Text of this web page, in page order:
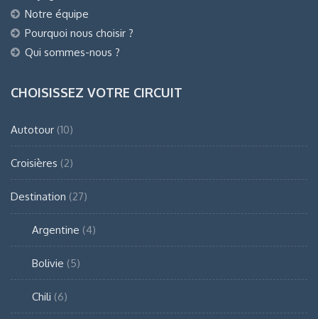
Notre équipe
Pourquoi nous choisir ?
Qui sommes-nous ?
CHOISISSEZ VOTRE CIRCUIT
Autotour (10)
Croisières (2)
Destination (27)
Argentine (4)
Bolivie (5)
Chili (6)